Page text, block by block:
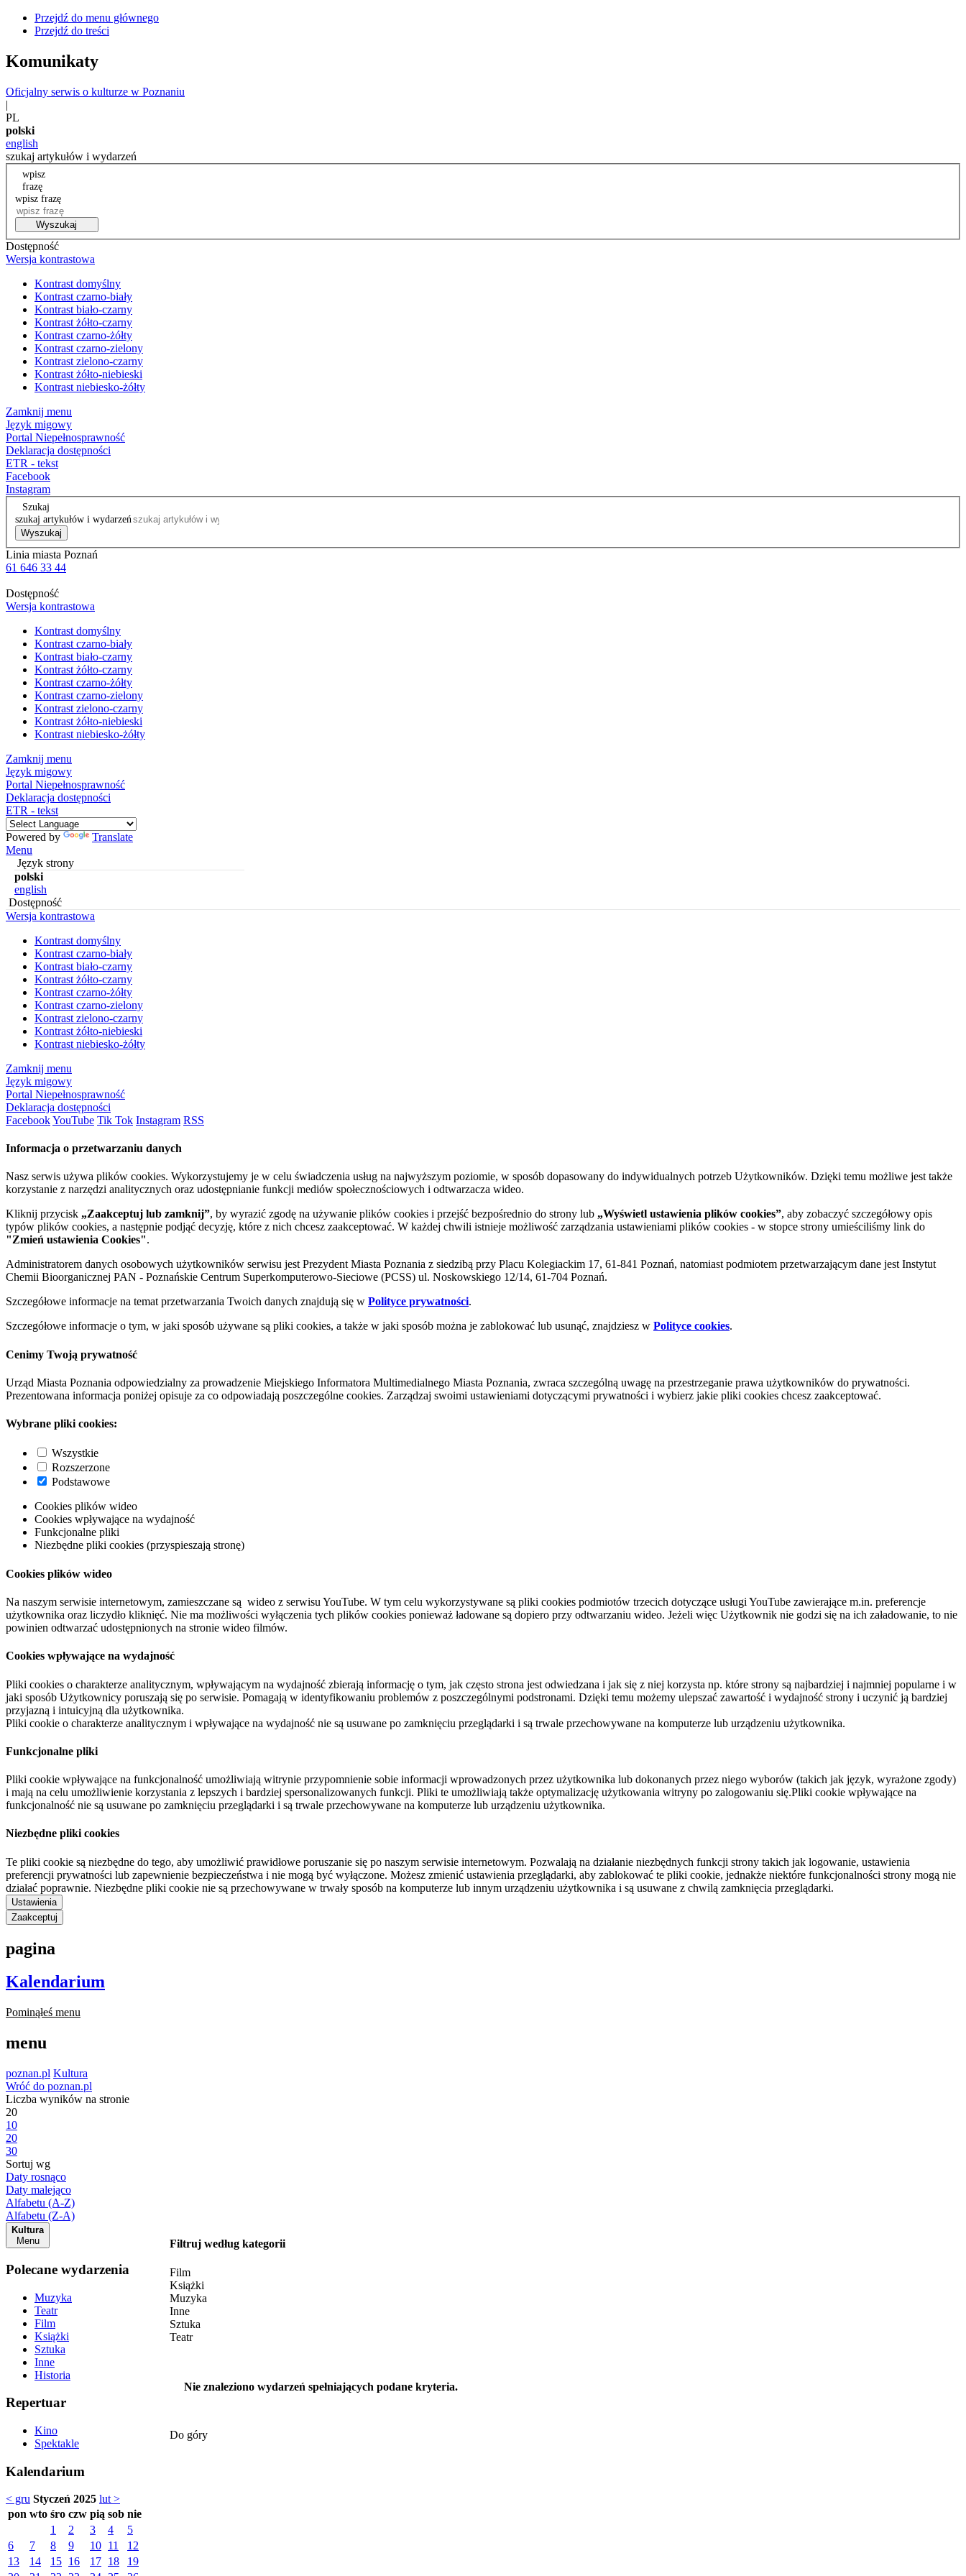
Przejdź do menu głównego
Przejdź do treści
Komunikaty
Oficjalny serwis o kulturze w Poznaniu
|
PL
polski
english
szukaj artykułów i wydarzeń
wpisz
frazę
wpisz frazę
Wyszukaj
Dostępność
Wersja kontrastowa
Kontrast domyślny
Kontrast czarno-biały
Kontrast biało-czarny
Kontrast żółto-czarny
Kontrast czarno-żółty
Kontrast czarno-zielony
Kontrast zielono-czarny
Kontrast żółto-niebieski
Kontrast niebiesko-żółty
Zamknij menu
Język migowy
Portal Niepełnosprawność
Deklaracja dostępności
ETR - tekst
Facebook
Instagram
Szukaj
szukaj artykułów i wydarzeń
Wyszukaj
Linia miasta Poznań
61 646 33 44
Dostępność
Wersja kontrastowa
Kontrast domyślny
Kontrast czarno-biały
Kontrast biało-czarny
Kontrast żółto-czarny
Kontrast czarno-żółty
Kontrast czarno-zielony
Kontrast zielono-czarny
Kontrast żółto-niebieski
Kontrast niebiesko-żółty
Zamknij menu
Język migowy
Portal Niepełnosprawność
Deklaracja dostępności
ETR - tekst
Powered by
Translate
Menu
Język strony
polski
english
Dostępność
Wersja kontrastowa
Kontrast domyślny
Kontrast czarno-biały
Kontrast biało-czarny
Kontrast żółto-czarny
Kontrast czarno-żółty
Kontrast czarno-zielony
Kontrast zielono-czarny
Kontrast żółto-niebieski
Kontrast niebiesko-żółty
Zamknij menu
Język migowy
Portal Niepełnosprawność
Deklaracja dostępności
FacebookYouTube Tik Tok Instagram RSS
Informacja o przetwarzaniu danych
Nasz serwis używa plików cookies. Wykorzystujemy je w celu świadczenia usług na najwyższym poziomie, w sposób dopasowany do indywidualnych potrzeb Użytkowników. Dzięki temu możliwe jest także
korzystanie z narzędzi analitycznych oraz udostępnianie funkcji mediów społecznościowych i odtwarzacza wideo.
Kliknij przycisk „Zaakceptuj lub zamknij”, by wyrazić zgodę na używanie plików cookies i przejść bezpośrednio do strony lub „Wyświetl ustawienia plików cookies”, aby zobaczyć szczegółowy opis
typów plików cookies, a następnie podjąć decyzję, które z nich chcesz zaakceptować. W każdej chwili istnieje możliwość zarządzania ustawieniami plików cookies - w stopce strony umieściliśmy link do
"Zmień ustawienia Cookies".
Administratorem danych osobowych użytkowników serwisu jest Prezydent Miasta Poznania z siedzibą przy Placu Kolegiackim 17, 61-841 Poznań, natomiast podmiotem przetwarzającym dane jest Instytut
Chemii Bioorganicznej PAN - Poznańskie Centrum Superkomputerowo-Sieciowe (PCSS) ul. Noskowskiego 12/14, 61-704 Poznań.
Szczegółowe informacje na temat przetwarzania Twoich danych znajdują się w Polityce prywatności.
Szczegółowe informacje o tym, w jaki sposób używane są pliki cookies, a także w jaki sposób można je zablokować lub usunąć, znajdziesz w Polityce cookies.
Cenimy Twoją prywatność
Urząd Miasta Poznania odpowiedzialny za prowadzenie Miejskiego Informatora Multimedialnego Miasta Poznania, zwraca szczególną uwagę na przestrzeganie prawa użytkowników do prywatności.
Prezentowana informacja poniżej opisuje za co odpowiadają poszczególne cookies. Zarządzaj swoimi ustawieniami dotyczącymi prywatności i wybierz jakie pliki cookies chcesz zaakceptować.
Wybrane pliki cookies:
Wszystkie
Rozszerzone
Podstawowe
Cookies plików wideo
Cookies wpływające na wydajność
Funkcjonalne pliki
Niezbędne pliki cookies (przyspieszają stronę)
Cookies plików wideo
Na naszym serwisie internetowym, zamieszczane są wideo z serwisu YouTube. W tym celu wykorzystywane są pliki cookies podmiotów trzecich dotyczące usługi YouTube zawierające m.in. preferencje
użytkownika oraz liczydło kliknięć. Nie ma możliwości wyłączenia tych plików cookies ponieważ ładowane są dopiero przy odtwarzaniu wideo. Jeżeli więc Użytkownik nie godzi się na ich załadowanie, to nie
powinien odtwarzać udostępnionych na stronie wideo filmów.
Cookies wpływające na wydajność
Pliki cookies o charakterze analitycznym, wpływającym na wydajność zbierają informację o tym, jak często strona jest odwiedzana i jak się z niej korzysta np. które strony są najbardziej i najmniej popularne i w
jaki sposób Użytkownicy poruszają się po serwisie. Pomagają w identyfikowaniu problemów z poszczególnymi podstronami. Dzięki temu możemy ulepszać zawartość i wydajność strony i uczynić ją bardziej
przyjazną i intuicyjną dla użytkownika.
Pliki cookie o charakterze analitycznym i wpływające na wydajność nie są usuwane po zamknięciu przeglądarki i są trwale przechowywane na komputerze lub urządzeniu użytkownika.
Funkcjonalne pliki
Pliki cookie wpływające na funkcjonalność umożliwiają witrynie przypomnienie sobie informacji wprowadzonych przez użytkownika lub dokonanych przez niego wyborów (takich jak język, wyrażone zgody)
i mają na celu umożliwienie korzystania z lepszych i bardziej spersonalizowanych funkcji. Pliki te umożliwiają także optymalizację użytkowania witryny po zalogowaniu się.Pliki cookie wpływające na
funkcjonalność nie są usuwane po zamknięciu przeglądarki i są trwale przechowywane na komputerze lub urządzeniu użytkownika.
Niezbędne pliki cookies
Te pliki cookie są niezbędne do tego, aby umożliwić prawidłowe poruszanie się po naszym serwisie internetowym. Pozwalają na działanie niezbędnych funkcji strony takich jak logowanie, ustawienia
preferencji prywatności lub zapewnienie bezpieczeństwa i nie mogą być wyłączone. Możesz zmienić ustawienia przeglądarki, aby zablokować te pliki cookie, jednakże niektóre funkcjonalności strony mogą nie
działać poprawnie. Niezbędne pliki cookie nie są przechowywane w trwały sposób na komputerze lub innym urządzeniu użytkownika i są usuwane z chwilą zamknięcia przeglądarki.
Ustawienia
Zaakceptuj
pagina
Kalendarium
Pominąłeś menu
menu
poznan.pl Kultura
Wróć do poznan.pl
Liczba wyników na stronie
20
10
20
30
Sortuj wg
Daty rosnąco
Daty malejąco
Alfabetu (A-Z)
Alfabetu (Z-A)
Kultura
Menu
Polecane wydarzenia
Muzyka
Teatr
Film
Książki
Sztuka
Inne
Historia
Repertuar
Kino
Spektakle
Kalendarium
< gru Styczeń 2025 lut >
pon wto śro czw pią sob nie
1
2 3 4
5
6
7 8 9 10 11
12
13
14 15 16 17 18
19
Filtruj według kategorii
Film
Książki
Muzyka
Inne
Sztuka
Teatr
Nie znaleziono wydarzeń spełniających podane kryteria.
Do góry